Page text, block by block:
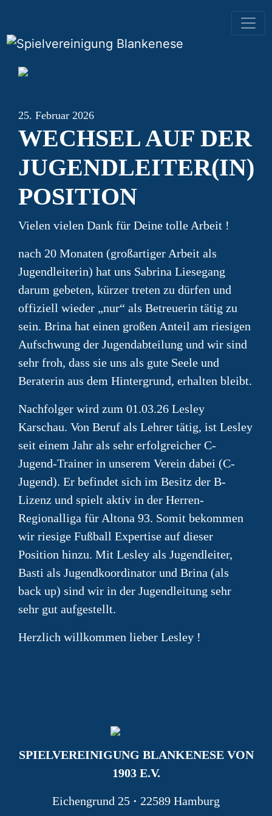
HAUPTNAVIGATION
25. Februar 2026
WECHSEL AUF DER
JUGENDLEITER(IN)
POSITION
Vielen vielen Dank für Deine tolle Arbeit !
nach 20 Monaten (großartiger Arbeit als
Jugendleiterin) hat uns Sabrina Liesegang
darum gebeten, kürzer treten zu dürfen und
offiziell wieder „nur“ als Betreuerin tätig zu
sein. Brina hat einen großen Anteil am riesigen
Aufschwung der Jugendabteilung und wir sind
sehr froh, dass sie uns als gute Seele und
Beraterin aus dem Hintergrund, erhalten bleibt.
Nachfolger wird zum 01.03.26 Lesley
Karschau. Von Beruf als Lehrer tätig, ist Lesley
seit einem Jahr als sehr erfolgreicher C-
Jugend-Trainer in unserem Verein dabei (C-
Jugend). Er befindet sich im Besitz der B-
Lizenz und spielt aktiv in der Herren-
Regionalliga für Altona 93. Somit bekommen
wir riesige Fußball Expertise auf dieser
Position hinzu. Mit Lesley als Jugendleiter,
Basti als Jugendkoordinator und Brina (als
back up) sind wir in der Jugendleitung sehr
sehr gut aufgestellt.
Herzlich willkommen lieber Lesley !
SPIELVEREINIGUNG BLANKENESE VON
1903 E.V.
Eichengrund 25 · 22589 Hamburg